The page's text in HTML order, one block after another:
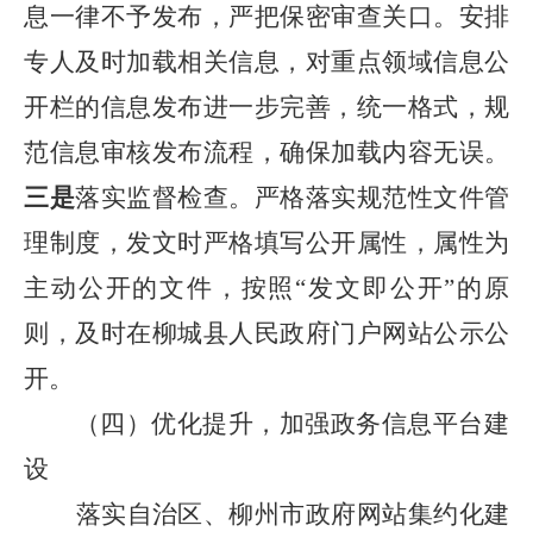
息一律不予发布，严把保密审查关口。安排
专人及时加载相关信息，对重点领域信息公
开栏的信息发布进一步完善，统一格式，规
范信息审核发布流程，确保加载内容无误。
三是落实监督检查。严格落实规范性文件管
理制度，发文时严格填写公开属性，属性为
主动公开的文件，按照“发文即公开”的原
则，及时在柳城县人民政府门户网站公示公
开。
（四）优化提升，加强政务信息平台建
设
落实自治区、柳州市政府网站集约化建